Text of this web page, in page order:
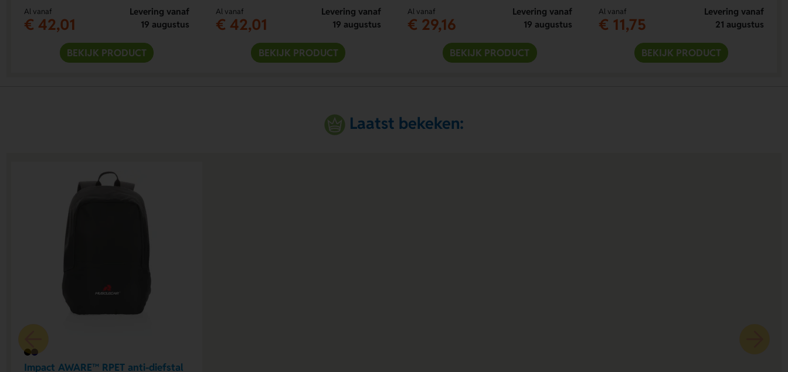
Al vanaf
€ 42,01
Levering vanaf
19 augustus
BEKIJK PRODUCT
Al vanaf
€ 42,01
Levering vanaf
19 augustus
BEKIJK PRODUCT
Al vanaf
€ 29,16
Levering vanaf
19 augustus
BEKIJK PRODUCT
Al vanaf
€ 11,75
Levering vanaf
21 augustus
BEKIJK PRODUCT
Laatst bekeken:
Impact AWARE™ RPET anti-diefstal